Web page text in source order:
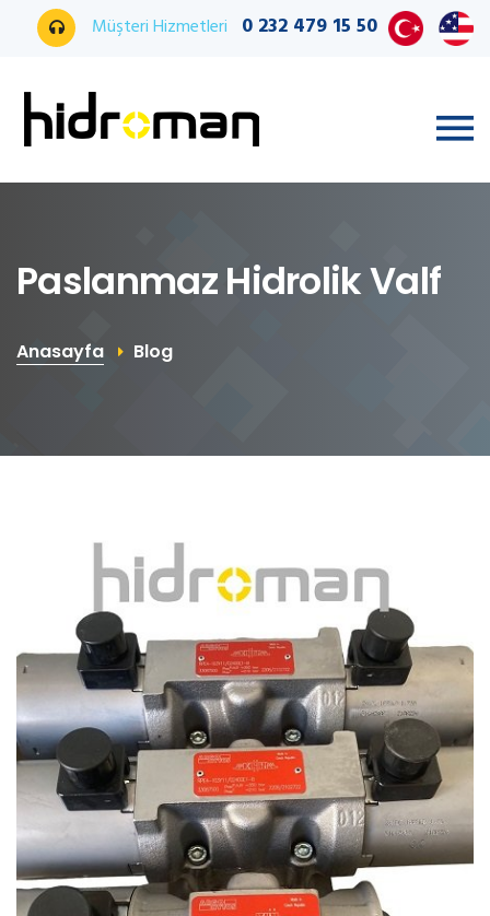
Müşteri Hizmetleri 0 232 479 15 50
Paslanmaz Hidrolik Valf
Anasayfa Blog